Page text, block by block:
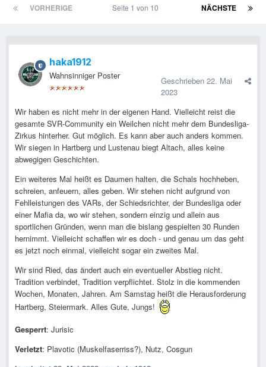
VORHERIGE NÄCHSTE
Seite 1 von 10
haka1912
Wahnsinniger Poster Geschrieben 22. Mai
2023
Wir haben es nicht mehr in der eigenen Hand. Vielleicht reist die
gesamte SVR-Community ein Weilchen nicht mehr dem Bundesliga-
Zirkus hinterher. Gut möglich. Es kann aber auch anders kommen.
Wir siegen in Hartberg und Lustenau biegt Altach, alles keine
abwegigen Geschichten.
Ein weiteres Mal heißt es Daumen halten, die Schals hochheben,
schreien, anfeuern, alles geben. Wir stehen nicht aufgrund von
Fehlleistungen des VARs, der Schiedsrichter, der Bundesliga oder
einer Mafia da, wo wir stehen, sondern einzig und allein aus
sportlichen Gründen, wenn man die bislang gespielten 30 Runden
hernimmt. Vielleicht schaffen wir es doch - und genau um das geht
es jetzt noch einmal, vielleicht sogar ein zweites Mal.
Wir sind Ried, das ändert auch ein eventueller Abstieg nicht.
Tradition verbindet, Tradition verpflichtet. Stolz in die kommenden
Wochen, Monaten, Jahren. Am Samstag heißt die Herausforderung
Hartberg, Steiermark. Alles Gute, Jungs!
Gesperrt: Jurisic
Verletzt: Plavotic (Muskelfaserriss?), Nutz, Cosgun